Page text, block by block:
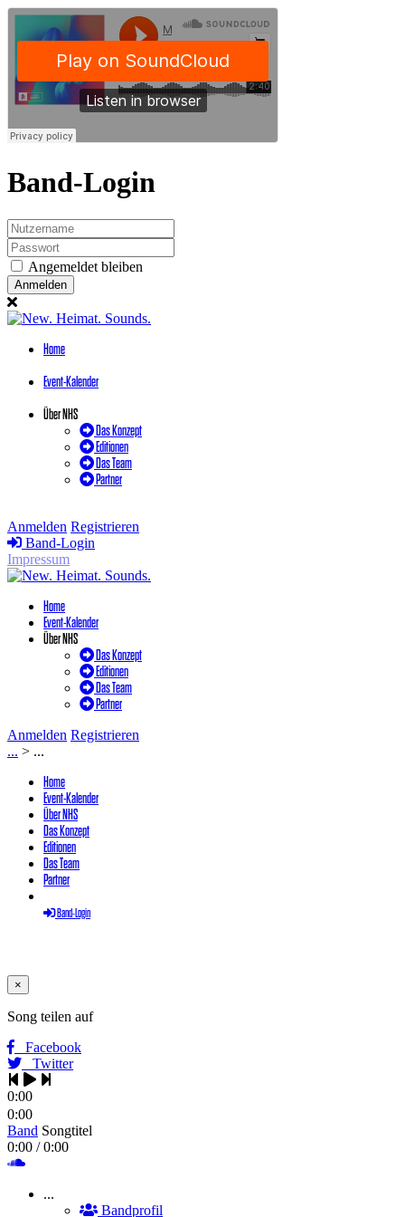
Band-Login
Angemeldet bleiben
Anmelden
Home
Event-Kalender
Über NHS
Das Konzept
Editionen
Das Team
Partner
Anmelden Registrieren
Band-Login
Impressum
Home
Event-Kalender
Über NHS
Das Konzept
Editionen
Das Team
Partner
Anmelden Registrieren
... > ...
Home
Event-Kalender
Über NHS
Das Konzept
Editionen
Das Team
Partner
Band-Login
×
Song teilen auf
Facebook
Twitter
0:00
0:00
Band Songtitel
0:00 / 0:00
...
Bandprofil